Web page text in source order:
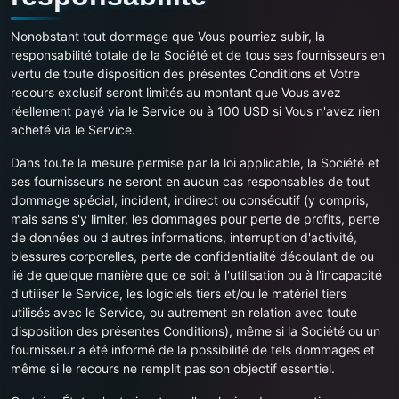
Nonobstant tout dommage que Vous pourriez subir, la
responsabilité totale de la Société et de tous ses fournisseurs en
vertu de toute disposition des présentes Conditions et Votre
recours exclusif seront limités au montant que Vous avez
réellement payé via le Service ou à 100 USD si Vous n'avez rien
acheté via le Service.
Dans toute la mesure permise par la loi applicable, la Société et
ses fournisseurs ne seront en aucun cas responsables de tout
dommage spécial, incident, indirect ou consécutif (y compris,
mais sans s'y limiter, les dommages pour perte de profits, perte
de données ou d'autres informations, interruption d'activité,
blessures corporelles, perte de confidentialité découlant de ou
lié de quelque manière que ce soit à l'utilisation ou à l'incapacité
d'utiliser le Service, les logiciels tiers et/ou le matériel tiers
utilisés avec le Service, ou autrement en relation avec toute
disposition des présentes Conditions), même si la Société ou un
fournisseur a été informé de la possibilité de tels dommages et
même si le recours ne remplit pas son objectif essentiel.